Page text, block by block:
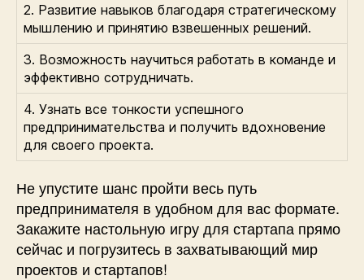
2. Развитие навыков благодаря стратегическому
мышлению и принятию взвешенных решений.
3. Возможность научиться работать в команде и
эффективно сотрудничать.
4. Узнать все тонкости успешного
предпринимательства и получить вдохновение
для своего проекта.
Не упустите шанс пройти весь путь
предпринимателя в удобном для вас формате.
Закажите настольную игру для стартапа прямо
сейчас и погрузитесь в захватывающий мир
проектов и стартапов!